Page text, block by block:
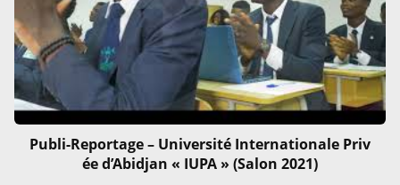
Publi-Reportage – Université Internationale Priv
ée d’Abidjan « IUPA » (Salon 2021)